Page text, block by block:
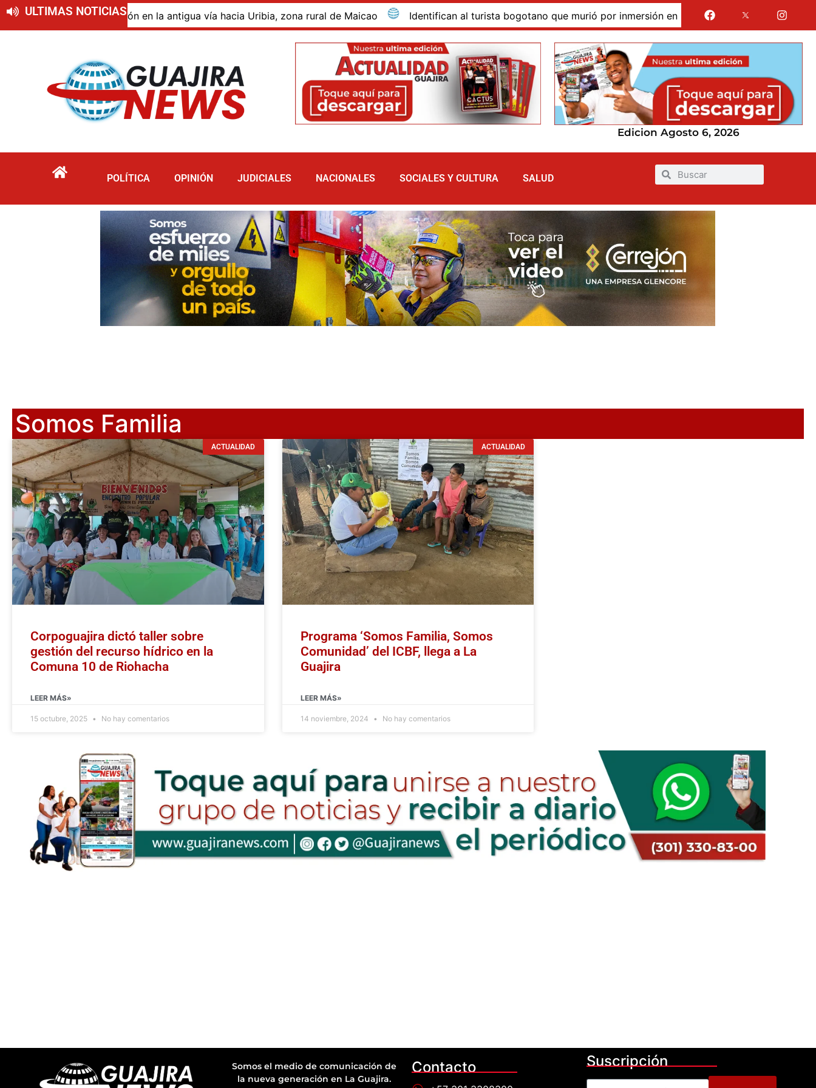
ULTIMAS NOTICIAS
de descomposición en la antigua vía hacia Uribia, zona rural de Maicao Identifican al turista bogotano que murió por inmersión en las dunas de Taroa; su cuerpo
Edicion Agosto 6, 2026
POLÍTICA OPINIÓN JUDICIALES NACIONALES SOCIALES Y CULTURA SALUD
Somos Familia
ACTUALIDAD
Corpoguajira dictó taller sobre
gestión del recurso hídrico en la
Comuna 10 de Riohacha
LEER MÁS»
15 octubre, 2025 No hay comentarios
ACTUALIDAD
Programa ‘Somos Familia, Somos
Comunidad’ del ICBF, llega a La
Guajira
LEER MÁS»
14 noviembre, 2024 No hay comentarios
Somos el medio de comunicación de
la nueva generación en La Guajira.
Contacto Suscripción